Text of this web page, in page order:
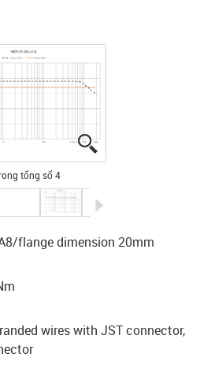
igus-icon-lupe
igus-icon-lupe
igus-icon-lupe
igus-icon-lupe
tổng số 4
arrow-left
flange dimension 20mm
wires with JST connector,